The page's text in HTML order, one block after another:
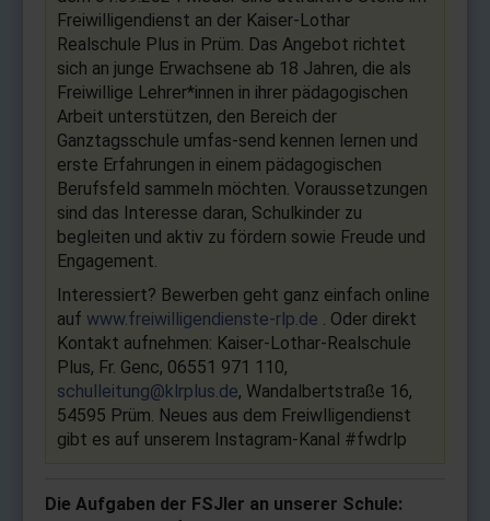
Impressum
Freiwilligendienst an der Kaiser-Lothar
Realschule Plus in Prüm. Das Angebot richtet
sich an junge Erwachsene ab 18 Jahren, die als
Freiwillige Lehrer*innen in ihrer pädagogischen
Arbeit unterstützen, den Bereich der
Ganztagsschule umfas-send kennen lernen und
erste Erfahrungen in einem pädagogischen
Berufsfeld sammeln möchten. Voraussetzungen
sind das Interesse daran, Schulkinder zu
begleiten und aktiv zu fördern sowie Freude und
Engagement.
Interessiert? Bewerben geht ganz einfach online
auf www.freiwilligendienste-rlp.de . Oder direkt
Kontakt aufnehmen: Kaiser-Lothar-Realschule
Plus, Fr. Genc, 06551 971 110,
schulleitung@klrplus.de, Wandalbertstraße 16,
54595 Prüm. Neues aus dem Freiwlligendienst
gibt es auf unserem Instagram-Kanal #fwdrlp
Die Aufgaben der FSJler an unserer Schule: